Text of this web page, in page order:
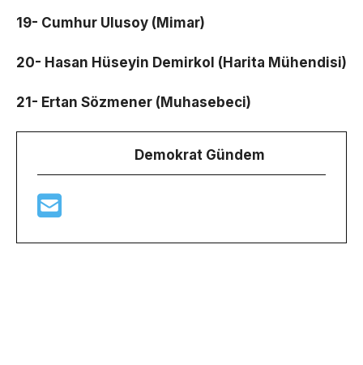
19- Cumhur Ulusoy (Mimar)
20- Hasan Hüseyin Demirkol (Harita Mühendisi)
21- Ertan Sözmener (Muhasebeci)
Demokrat Gündem